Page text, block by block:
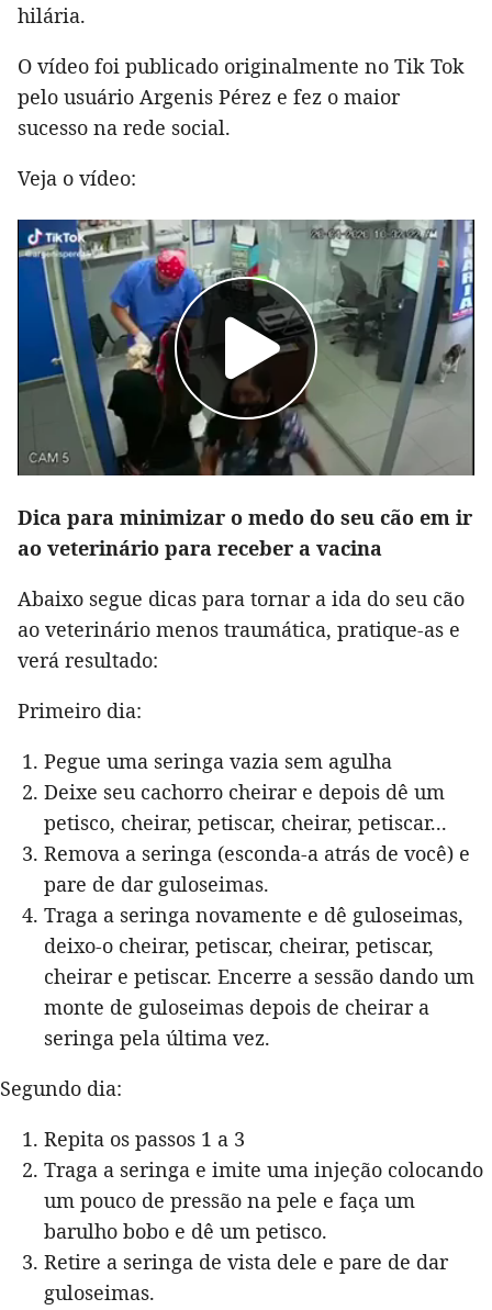
hilária.
O vídeo foi publicado originalmente no Tik Tok
pelo usuário Argenis Pérez e fez o maior
sucesso na rede social.
Veja o vídeo:
Dica para minimizar o medo do seu cão em ir
ao veterinário para receber a vacina
Abaixo segue dicas para tornar a ida do seu cão
ao veterinário menos traumática, pratique-as e
verá resultado:
Primeiro dia:
Pegue uma seringa vazia sem agulha
Deixe seu cachorro cheirar e depois dê um
petisco, cheirar, petiscar, cheirar, petiscar...
Remova a seringa (esconda-a atrás de você) e
pare de dar guloseimas.
Traga a seringa novamente e dê guloseimas,
deixo-o cheirar, petiscar, cheirar, petiscar,
cheirar e petiscar. Encerre a sessão dando um
monte de guloseimas depois de cheirar a
seringa pela última vez.
Segundo dia:
Repita os passos 1 a 3
Traga a seringa e imite uma injeção colocando
um pouco de pressão na pele e faça um
barulho bobo e dê um petisco.
Retire a seringa de vista dele e pare de dar
guloseimas.